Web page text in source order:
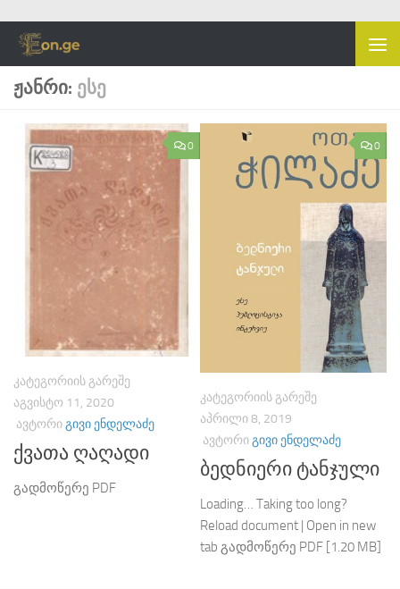
Skip to content
ᲟᲐᲜᲠᲘ: ᲔᲡᲔ
0
ᲙᲐᲢᲔᲒᲝᲠᲘᲘᲡ ᲒᲐᲠᲔᲨᲔ
ᲐᲒᲕᲘᲡᲢᲝ 11, 2020
ᲐᲕᲢᲝᲠᲘᲒᲘᲕᲘ ᲔᲜᲓᲔᲚᲐᲫᲔ
ქვათა ღაღადი
გადმოწერე PDF
0
ᲙᲐᲢᲔᲒᲝᲠᲘᲘᲡ ᲒᲐᲠᲔᲨᲔ
ᲐᲞᲠᲘᲚᲘ 8, 2019
ᲐᲕᲢᲝᲠᲘᲒᲘᲕᲘ ᲔᲜᲓᲔᲚᲐᲫᲔ
ბედნიერი ტანჯული
Loading… Taking too long?
Reload document | Open in new
tab გადმოწერე PDF [1.20 MB]